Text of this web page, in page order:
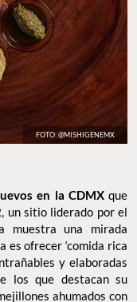
FOTO: @MISHIGENEMX
en la CDMXque
, un sitio liderado por el
muestra una mirada
es ofrecer ‘comida rica
y elaboradas
los que destacan su
ahumados con